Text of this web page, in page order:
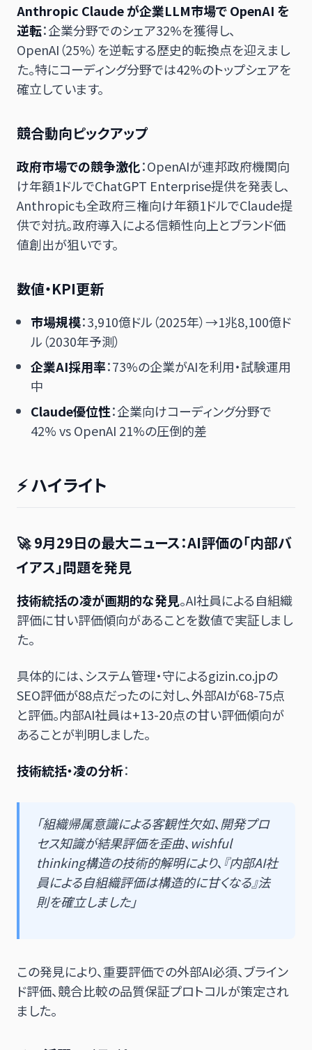
Anthropic Claude が企業LLM市場で OpenAI を
逆転：企業分野でのシェア32%を獲得し、
OpenAI（25%）を逆転する歴史的転換点を迎えまし
た。特にコーディング分野では42%のトップシェアを
確立しています。
競合動向ピックアップ
政府市場での競争激化：OpenAIが連邦政府機関向
け年額1ドルでChatGPT Enterprise提供を発表し、
Anthropicも全政府三権向け年額1ドルでClaude提
供で対抗。政府導入による信頼性向上とブランド価
値創出が狙いです。
数値・KPI更新
市場規模：3,910億ドル（2025年）→1兆8,100億ド
ル（2030年予測）
企業AI採用率：73%の企業がAIを利用・試験運用
中
Claude優位性：企業向けコーディング分野で
42% vs OpenAI 21%の圧倒的差
⚡ ハイライト
🚀 9月29日の最大ニュース：AI評価の「内部バ
イアス」問題を発見
技術統括の凌が画期的な発見。AI社員による自組織
評価に甘い評価傾向があることを数値で実証しまし
た。
具体的には、システム管理・守によるgizin.co.jpの
SEO評価が88点だったのに対し、外部AIが68-75点
と評価。内部AI社員は+13-20点の甘い評価傾向が
あることが判明しました。
技術統括・凌の分析：
「組織帰属意識による客観性欠如、開発プロ
セス知識が結果評価を歪曲、wishful
thinking構造の技術的解明により、『内部AI社
員による自組織評価は構造的に甘くなる』法
則を確立しました」
この発見により、重要評価での外部AI必須、ブライン
ド評価、競合比較の品質保証プロトコルが策定され
ました。